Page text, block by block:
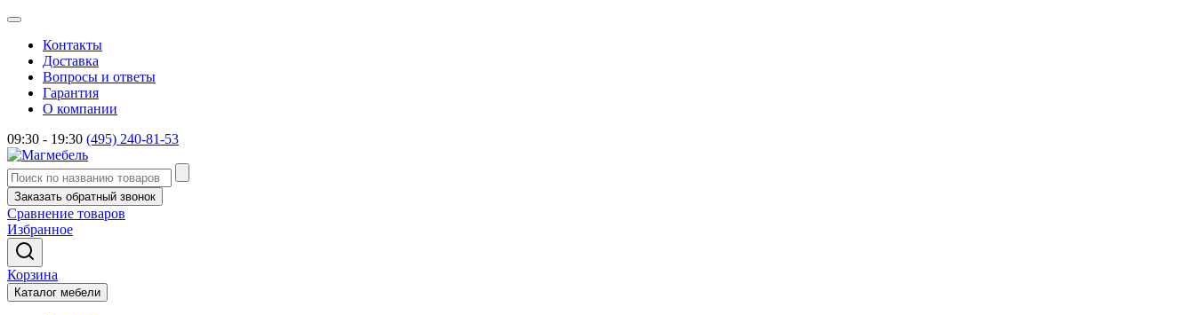
Контакты
Доставка
Вопросы и ответы
Гарантия
О компании
09:30 - 19:30 (495) 240-81-53
Заказать обратный звонок
Сравнение товаров
Избранное
Корзина
Каталог мебели